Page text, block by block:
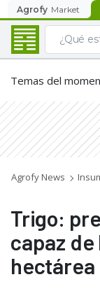
Agrofy Market
Temas del
Agrofy News
Trigo:
capaz
hectárea